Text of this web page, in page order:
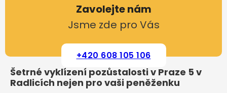
Zavolejte nám
Jsme zde pro Vás
+420 608 105 106
Šetrné vyklízení pozůstalosti v Praze 5 v
Radlicích nejen pro vaši peněženku